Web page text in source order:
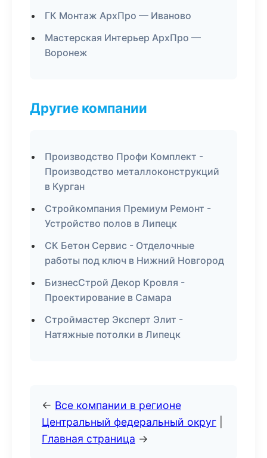
ГК Монтаж АрхПро — Иваново
Мастерская Интерьер АрхПро —
Воронеж
Другие компании
Производство Профи Комплект -
Производство металлоконструкций
в Курган
Стройкомпания Премиум Ремонт -
Устройство полов в Липецк
СК Бетон Сервис - Отделочные
работы под ключ в Нижний Новгород
БизнесСтрой Декор Кровля -
Проектирование в Самара
Строймастер Эксперт Элит -
Натяжные потолки в Липецк
← Все компании в регионе
Центральный федеральный округ
Главная страница →